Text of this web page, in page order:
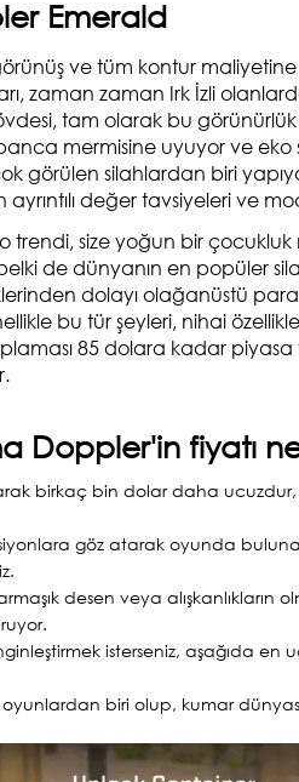
Emerald
ve tüm kontur
zaman zaman Irk İzli
tam olarak bu
mermisine uyuyor ve eko
görülen silahlardan biri
değer tavsiyeleri ve
trendi, size yoğun bir
de dünyanın en popüler
dolayı olağanüstü
bu tür şeyleri, nihai
85 dolara kadar
Doppler'in fiyatı
birkaç bin dolar daha
göz atarak oyunda
desen veya alışkanlıkların
isterseniz, aşağıda
biri olup, kumar